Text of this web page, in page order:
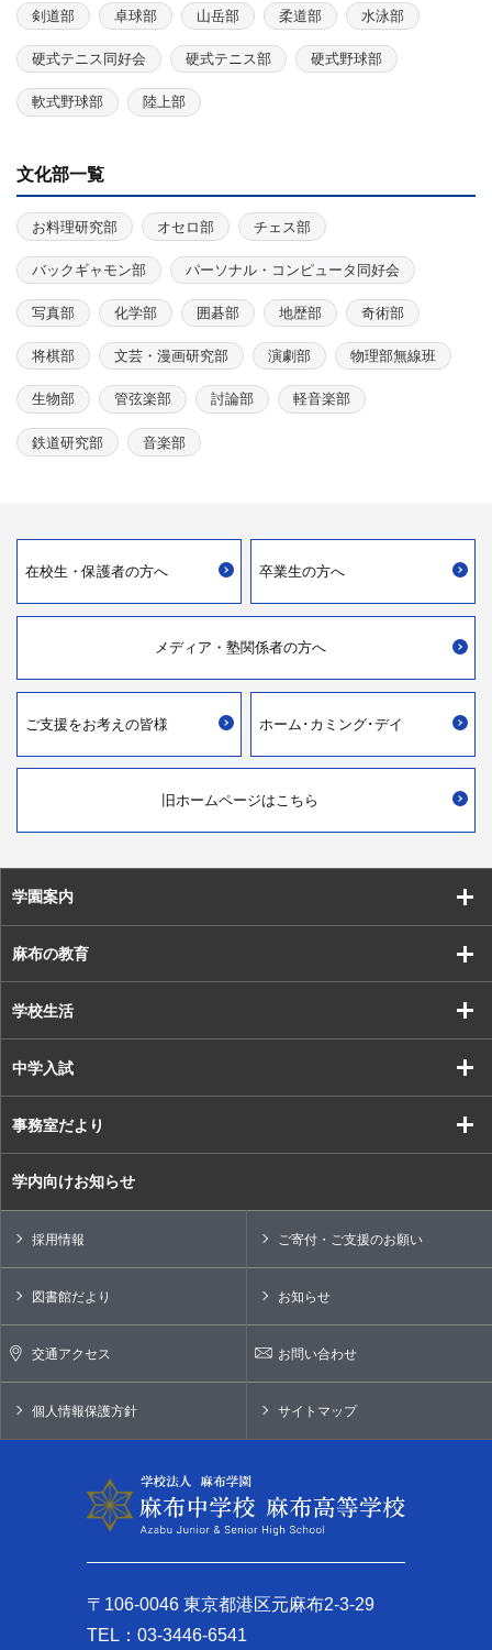
剣道部 卓球部 山岳部 柔道部 水泳部
硬式テニス同好会 硬式テニス部 硬式野球部
軟式野球部 陸上部
文化部一覧
お料理研究部 オセロ部 チェス部
バックギャモン部 パーソナル・コンピュータ同好会
写真部 化学部 囲碁部 地歴部 奇術部
将棋部 文芸・漫画研究部 演劇部 物理部無線班
生物部 管弦楽部 討論部 軽音楽部
鉄道研究部 音楽部
在校生・保護者の方へ 卒業生の方へ
メディア・ 塾関係者の方へ
ご支援をお考えの皆様 ホーム･カミング･デイ
旧ホームページはこちら
学園案内
麻布の教育
学校生活
中学入試
事務室だより
学内向けお知らせ
採用情報 ご寄付・ご支援のお願い
図書館だより お知らせ
交通アクセス お問い合わせ
個人情報保護方針 サイトマップ
〒106-0046 東京都港区元麻布2-3-29
TEL：03-3446-6541